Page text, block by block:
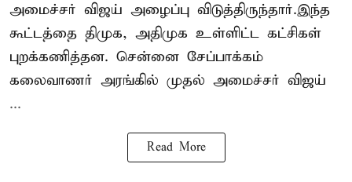
அமைச்சர் விஜய் அழைப்பு விடுத்திருந்தார்.இந்த
கூட்டத்தை திமுக, அதிமுக உள்ளிட்ட கட்சிகள்
புறக்கணித்தன. சென்னை சேப்பாக்கம்
கலைவாணர் அரங்கில் முதல் அமைச்சர் விஜய்
...
Read More